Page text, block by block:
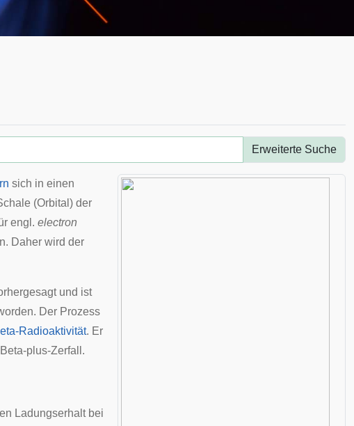
Erweiterte Suche
sich in einen
(Orbital) der
engl. electron
Daher wird der
und ist
Der Prozess
Radioaktivität. Er
plus-Zerfall.
Ladungserhalt bei